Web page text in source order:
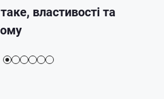
властивості та